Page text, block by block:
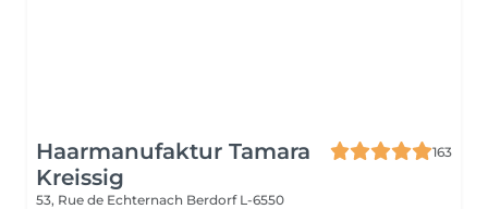
Haarmanufaktur Tamara
Kreissig
163
53, Rue de Echternach Berdorf L-6550